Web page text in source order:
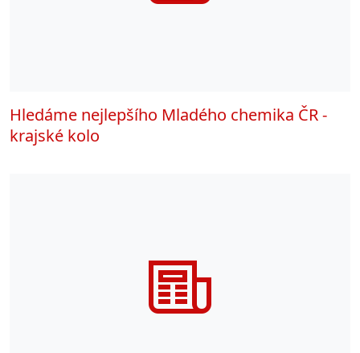
Hledáme nejlepšího Mladého chemika ČR -
krajské kolo